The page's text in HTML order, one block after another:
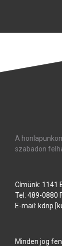
A
szabadon
Címünk: 1141
Tel: 489-0880
E-mail: kdnp
Minden jog